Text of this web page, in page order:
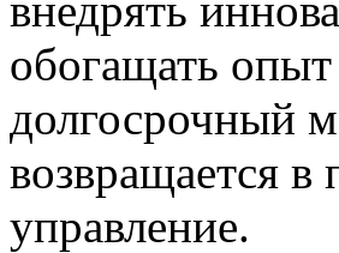
обогащать
долгосрочный
возвращается в
управление.